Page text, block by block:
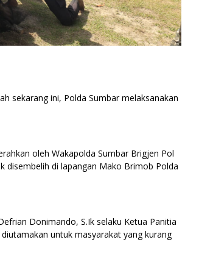
sekarang ini, Polda Sumbar melaksanakan
oleh Wakapolda Sumbar Brigjen Pol
disembelih di lapangan Mako Brimob Polda
Donimando, S.Ik selaku Ketua Panitia
untuk masyarakat yang kurang